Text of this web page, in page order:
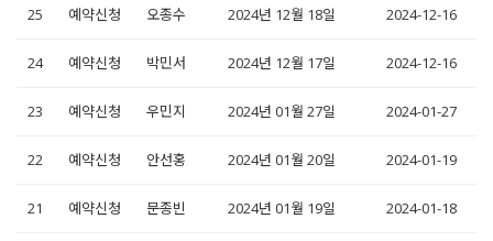
25 예약신청 오종수 2024년 12월 18일 2024-12-16
24 예약신청 박민서 2024년 12월 17일 2024-12-16
23 예약신청 우민지 2024년 01월 27일 2024-01-27
22 예약신청 안선홍 2024년 01월 20일 2024-01-19
21 예약신청 문종빈 2024년 01월 19일 2024-01-18